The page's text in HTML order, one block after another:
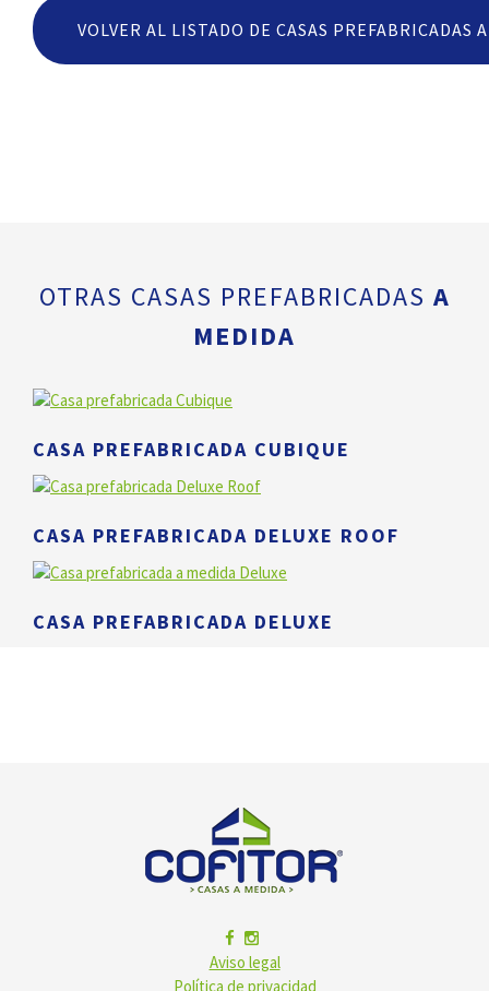
VOLVER AL LISTADO DE CASAS PREFABRICADAS
OTRAS CASAS PREFABRICADAS A
MEDIDA
CASA PREFABRICADA CUBIQUE
CASA PREFABRICADA DELUXE ROOF
CASA PREFABRICADA DELUXE
Aviso legal
Política de privacidad